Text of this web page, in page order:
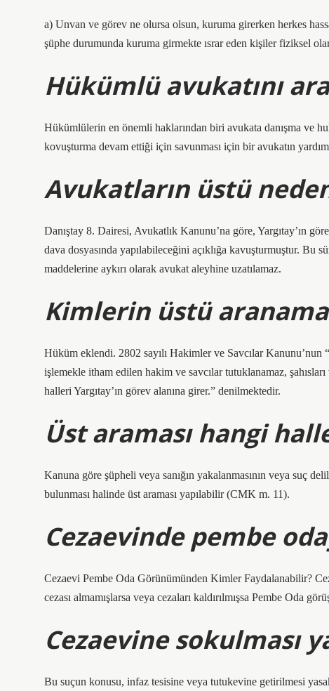
a) Unvan ve görev ne olursa olsun, kuruma girerken herkes
şüphe durumunda kuruma girmekte ısrar eden kişiler fiziksel
Hükümlü avukatını
Hükümlülerin en önemli haklarından biri avukata danışma ve
kovuşturma devam ettiği için savunması için bir avukatın
Avukatların üstü
Danıştay 8. Dairesi, Avukatlık Kanunu’na göre, Yargıtay’ın
dava dosyasında yapılabileceğini açıklığa kavuşturmuştur. Bu
maddelerine aykırı olarak avukat aleyhine uzatılamaz.
Kimlerin üstü
Hüküm eklendi. 2802 sayılı Hakimler ve Savcılar Kanunu’nun
işlemekle itham edilen hakim ve savcılar tutuklanamaz,
halleri Yargıtay’ın görev alanına girer.” denilmektedir.
Üst araması hangi
Kanuna göre şüpheli veya sanığın yakalanmasının veya suç
bulunması halinde üst araması yapılabilir (CMK m. 11).
Cezaevinde pembe
Cezaevi Pembe Oda Görünümünden Kimler Faydalanabilir?
cezası almamışlarsa veya cezaları kaldırılmışsa Pembe Oda
Cezaevine sokulması
Bu suçun konusu, infaz tesisine veya tutukevine getirilmesi